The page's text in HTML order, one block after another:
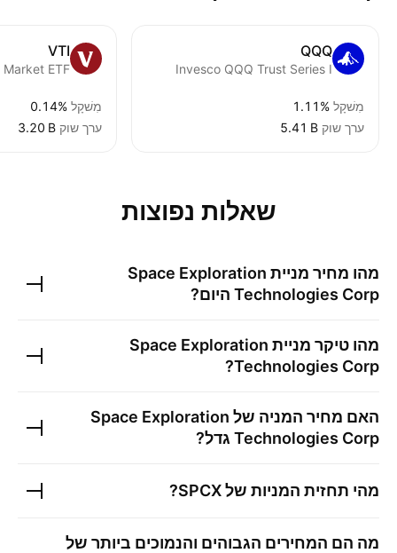
QQQ
Invesco QQQ Trust Series I
מִשׁקָל 1.11%
ערך שוק ‪5.41 B‬
VTI
מִשׁקָל 0.14%
ערך שוק ‪3.20 B‬
שאלות נפוצות
מהו מחיר מניית Space Exploration
Technologies Corp היום?
מהו טיקר מניית Space Exploration
Technologies Corp
?
האם מחיר המניה של Space Exploration
Technologies Corp גדל?
מהי תחזית המניות שלSPCX
?
מה הם המחירים הגבוהים והנמוכים ביותר של